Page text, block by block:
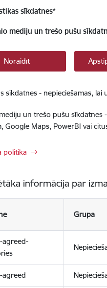
sīkdatnes*
mediju un trešo pušu
Noraidīt
sīkdatnes - nepieciešamas,
un trešo pušu sīkdatnes
Google Maps, PowerBI vai
politika
informācija par
Grupa
agreed-
agreed